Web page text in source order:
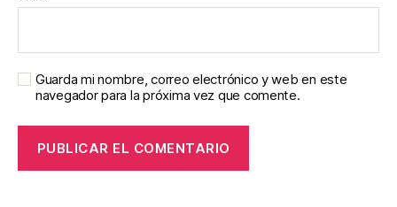
Guarda mi nombre, correo electrónico y web en este
navegador para la próxima vez que comente.